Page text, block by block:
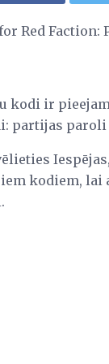
Red Faction:
ir
partijas paroli
kodiem, lai